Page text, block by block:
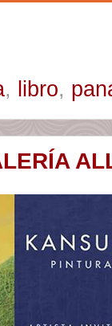
, libro,